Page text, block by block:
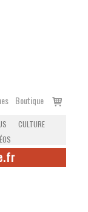
Boutique
Voir
CULTURE